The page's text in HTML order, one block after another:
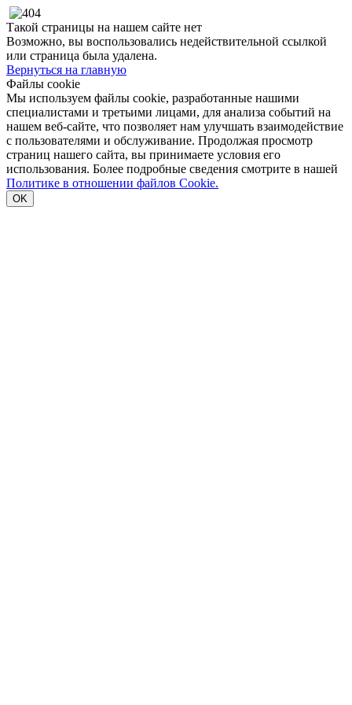
Такой страницы на нашем сайте нет
Возможно, вы воспользовались недействительной ссылкой
или страница была удалена.
Вернуться на главную
Файлы cookie
Мы используем файлы cookie, разработанные нашими
специалистами и третьими лицами, для анализа событий на
нашем веб-сайте, что позволяет нам улучшать взаимодействие
с пользователями и обслуживание. Продолжая просмотр
страниц нашего сайта, вы принимаете условия его
использования. Более подробные сведения смотрите в нашей
Политике в отношении файлов Cookie.
OK